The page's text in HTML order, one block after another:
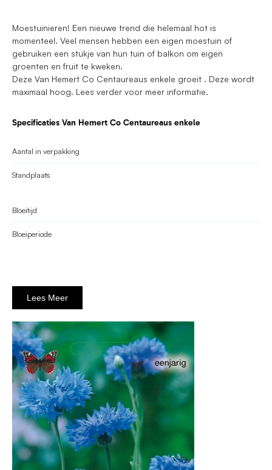
Moestuinieren! Een nieuwe trend die helemaal hot is
momenteel. Veel mensen hebben een eigen moestuin of
gebruiken een stukje van hun tuin of balkon om eigen
groenten en fruit te kweken.
Deze Van Hemert Co Centaureaus enkele groeit . Deze wordt
maximaal hoog. Lees verder voor meer informatie.
Specificaties Van Hemert Co Centaureaus enkele
Aantal in verpakking
Standplaats
Bloeitijd
Bloeiperiode
Lees Meer